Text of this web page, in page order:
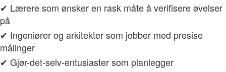
✔ Lærere som ønsker en rask måte å verifisere øvelser
på
✔ Ingeniører og arkitekter som jobber med presise
målinger
✔ Gjør-det-selv-entusiaster som planlegger